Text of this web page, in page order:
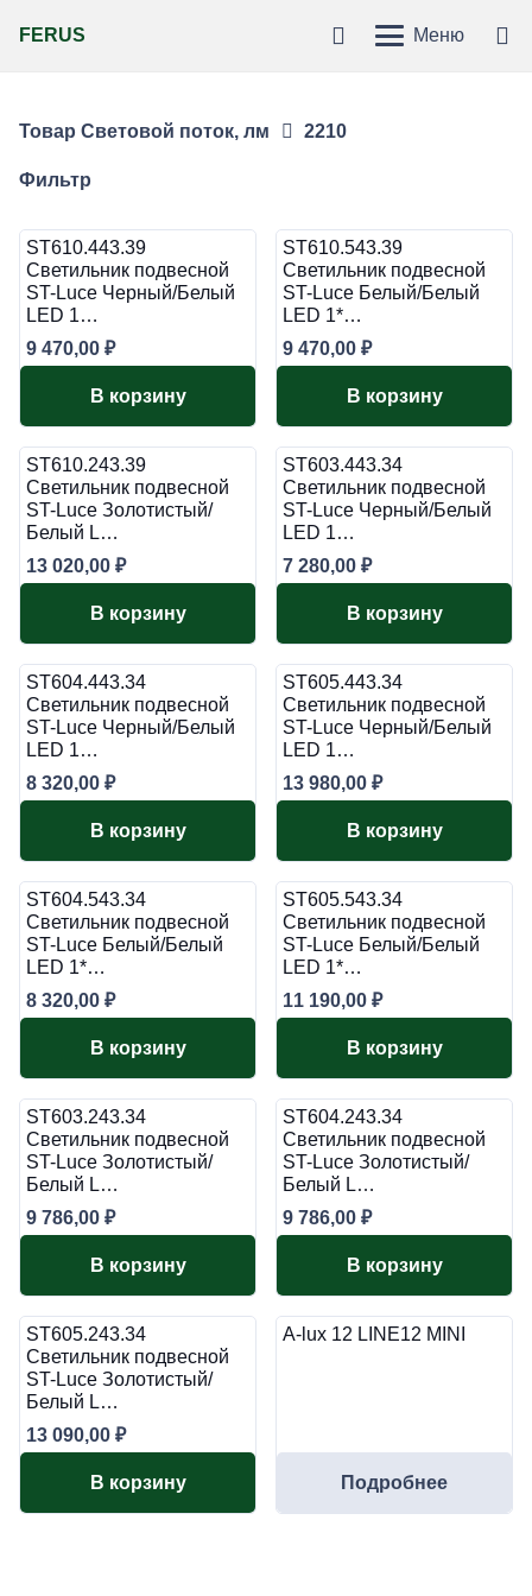
FERUS Меню
Товар Световой поток, лм 2210
Фильтр
ST610.443.39
Светильник подвесной
ST-Luce Черный/Белый
LED 1…
9 470,00 ₽
В корзину
ST610.543.39
Светильник подвесной
ST-Luce Белый/Белый
LED 1*…
9 470,00 ₽
В корзину
ST610.243.39
Светильник подвесной
ST-Luce Золотистый/
Белый L…
13 020,00 ₽
В корзину
ST603.443.34
Светильник подвесной
ST-Luce Черный/Белый
LED 1…
7 280,00 ₽
В корзину
ST604.443.34
Светильник подвесной
ST-Luce Черный/Белый
LED 1…
8 320,00 ₽
В корзину
ST605.443.34
Светильник подвесной
ST-Luce Черный/Белый
LED 1…
13 980,00 ₽
В корзину
ST604.543.34
Светильник подвесной
ST-Luce Белый/Белый
LED 1*…
8 320,00 ₽
В корзину
ST605.543.34
Светильник подвесной
ST-Luce Белый/Белый
LED 1*…
11 190,00 ₽
В корзину
ST603.243.34
Светильник подвесной
ST-Luce Золотистый/
Белый L…
9 786,00 ₽
В корзину
ST604.243.34
Светильник подвесной
ST-Luce Золотистый/
Белый L…
9 786,00 ₽
В корзину
ST605.243.34
Светильник подвесной
ST-Luce Золотистый/
Белый L…
13 090,00 ₽
В корзину
A-lux 12 LINE12 MINI
Подробнее